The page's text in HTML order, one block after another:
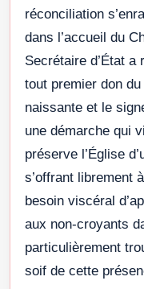
réconciliation
dans l’accueil du
Secrétaire d’État
tout premier don
naissante et le
une démarche qui
préserve l’Église
s’offrant librement
besoin viscéral
aux non-croyants
particulièrement
soif de cette